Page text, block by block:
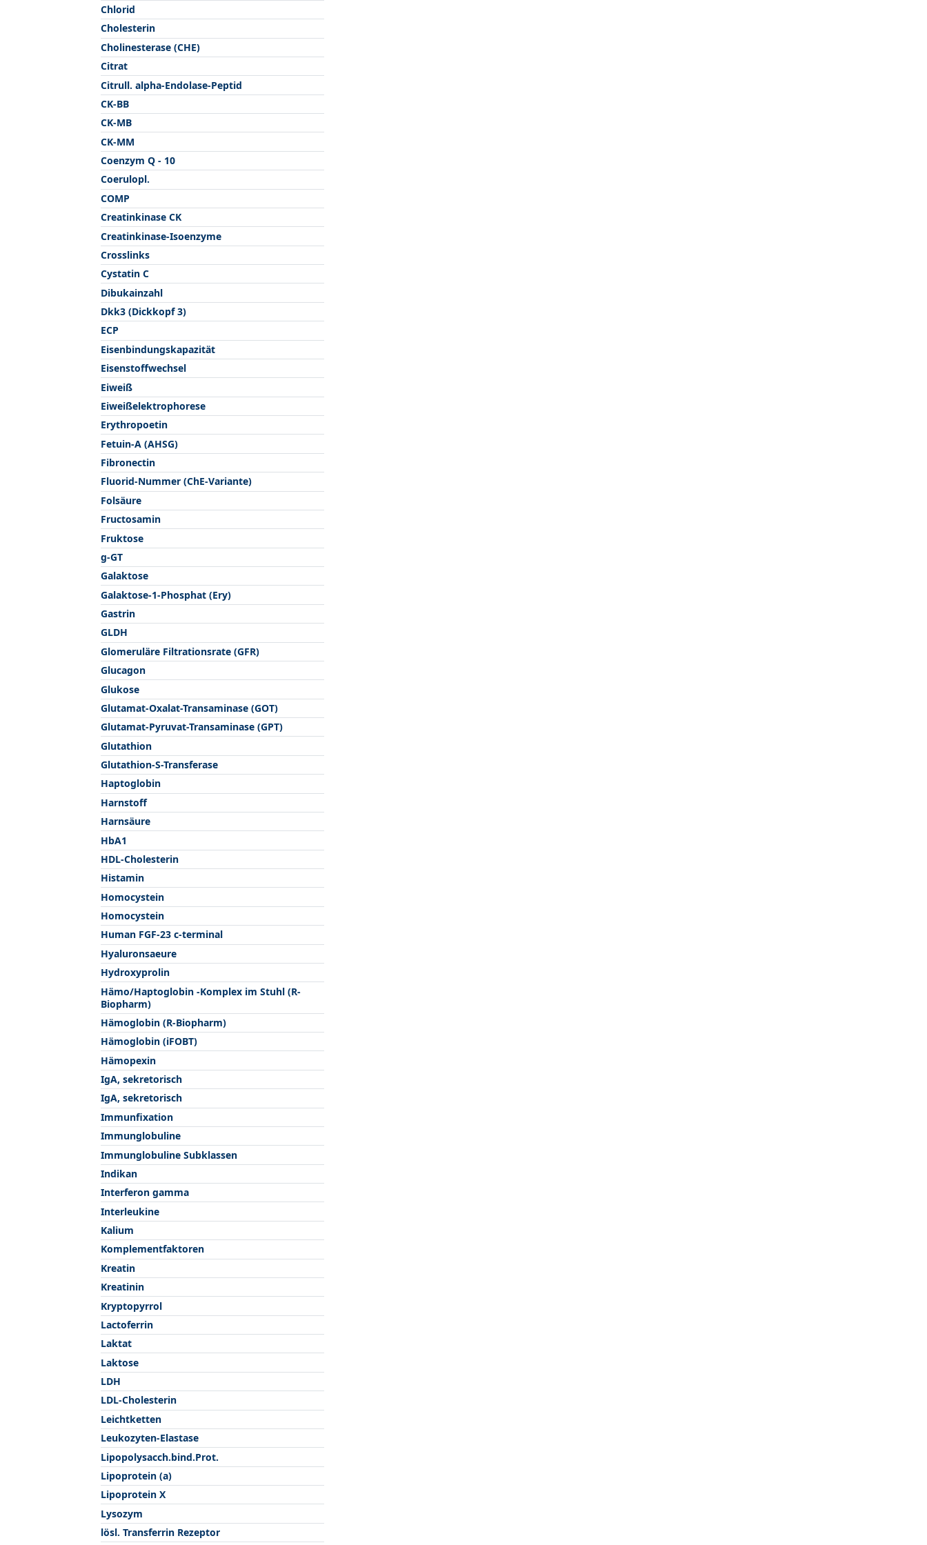
Chlorid
Cholesterin
Cholinesterase (CHE)
Citrat
Citrull. alpha-Endolase-Peptid
CK-BB
CK-MB
CK-MM
Coenzym Q - 10
Coerulopl.
COMP
Creatinkinase CK
Creatinkinase-Isoenzyme
Crosslinks
Cystatin C
Dibukainzahl
Dkk3 (Dickkopf 3)
ECP
Eisenbindungskapazität
Eisenstoffwechsel
Eiweiß
Eiweißelektrophorese
Erythropoetin
Fetuin-A (AHSG)
Fibronectin
Fluorid-Nummer (ChE-Variante)
Folsäure
Fructosamin
Fruktose
g-GT
Galaktose
Galaktose-1-Phosphat (Ery)
Gastrin
GLDH
Glomeruläre Filtrationsrate (GFR)
Glucagon
Glukose
Glutamat-Oxalat-Transaminase (GOT)
Glutamat-Pyruvat-Transaminase (GPT)
Glutathion
Glutathion-S-Transferase
Haptoglobin
Harnstoff
Harnsäure
HbA1
HDL-Cholesterin
Histamin
Homocystein
Homocystein
Human FGF-23 c-terminal
Hyaluronsaeure
Hydroxyprolin
Hämo/Haptoglobin -Komplex im Stuhl (R-
Biopharm)
Hämoglobin (R-Biopharm)
Hämoglobin (iFOBT)
Hämopexin
IgA, sekretorisch
IgA, sekretorisch
Immunfixation
Immunglobuline
Immunglobuline Subklassen
Indikan
Interferon gamma
Interleukine
Kalium
Komplementfaktoren
Kreatin
Kreatinin
Kryptopyrrol
Lactoferrin
Laktat
Laktose
LDH
LDL-Cholesterin
Leichtketten
Leukozyten-Elastase
Lipopolysacch.bind.Prot.
Lipoprotein (a)
Lipoprotein X
Lysozym
lösl. Transferrin Rezeptor